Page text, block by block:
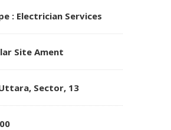
: Electrician Services
Site Ament
Sector, 13